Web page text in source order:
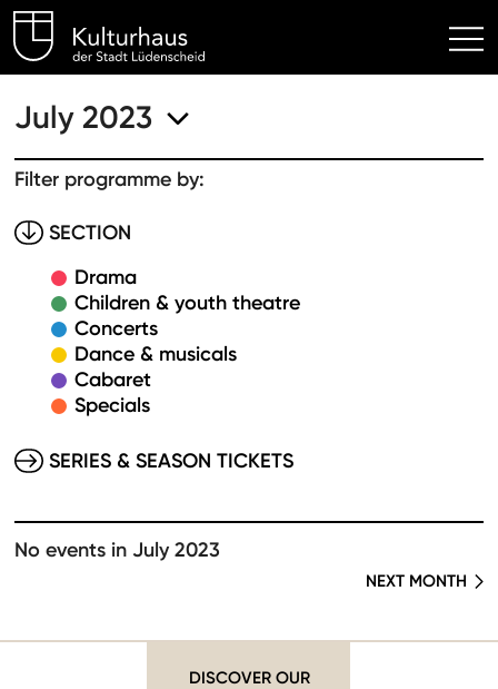
Kulturhaus Lüdenscheid
July 2023
Filter programme by:
SECTION
Drama
Children & youth theatre
Concerts
Dance & musicals
Cabaret
Specials
SERIES & SEASON TICKETS
No events in July 2023
NEXT MONTH
DISCOVER OUR